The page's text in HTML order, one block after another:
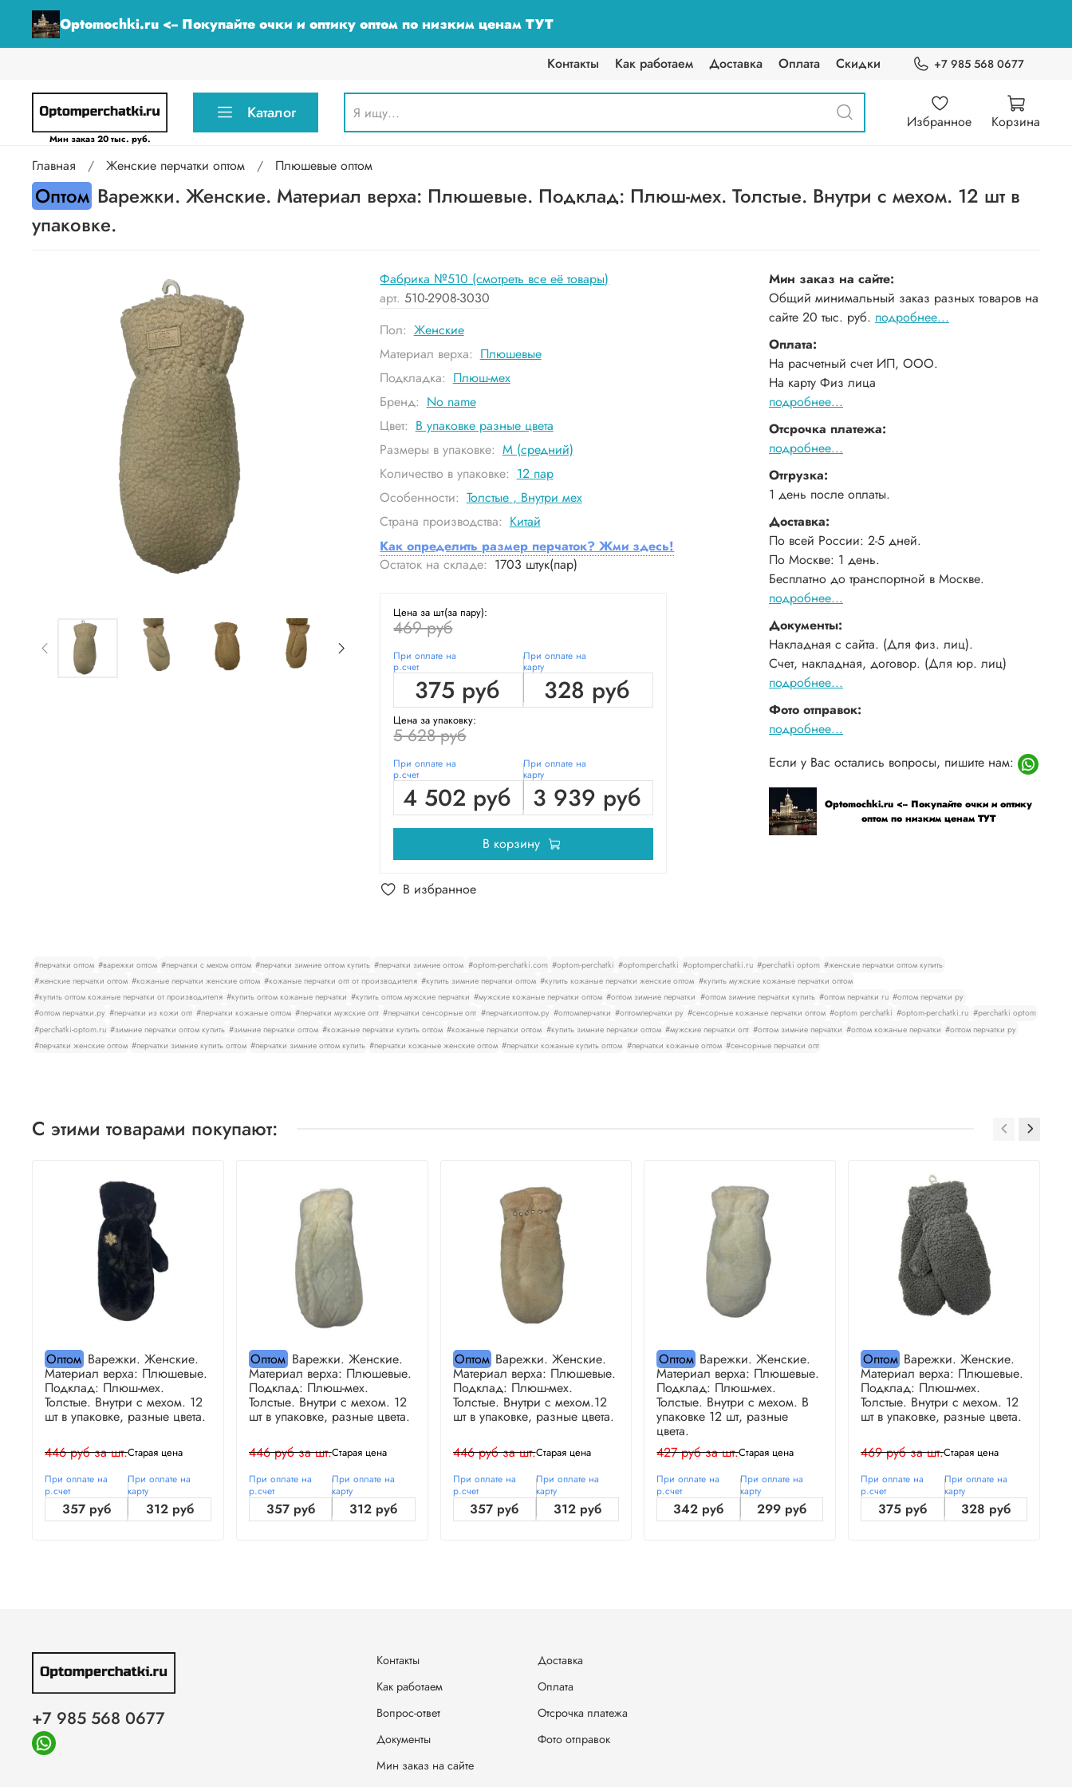
Optomochki.ru <-- Покупайте очки и оптику оптом по низким ценам ТУТ
Контакты Как работаем Доставка Оплата Скидки +7 985 568 0677
Мин заказ 20 тыс. руб.
Каталог Избранное Корзина
Главная Женские перчатки оптом Плюшевые оптом
Оптом Варежки. Женские. Материал верха: Плюшевые. Подклад: Плюш-мех. Толстые. Внутри с мехом. 12 шт в
упаковке.
Фабрика №510 (смотреть все её товары)
арт.510-2908-3030
Пол: Женские
Материал верха: Плюшевые
Подкладка: Плюш-мех
Бренд: No name
Цвет: В упаковке разные цвета
Размеры в упаковке: М (средний)
Количество в упаковке: 12 пар
Особенности: Толстые , Внутри мех
Страна производства: Китай
Как определить размер перчаток? Жми здесь!
Остаток на складе: 1703 штук(пар)
Цена за шт(за пару):
469 руб
При оплате на
р.счет
375 руб
При оплате на
карту
328 руб
Цена за упаковку:
5 628 руб
При оплате на
р.счет
4 502 руб
При оплате на
карту
3 939 руб
В корзину
В избранное
Мин заказ на сайте:
Общий минимальный заказ разных товаров на
сайте 20 тыс. руб. подробнее...
Оплата:
На расчетный счет ИП, ООО.
На карту Физ лица
подробнее...
Отсрочка платежа:
подробнее...
Отгрузка:
1 день после оплаты.
Доставка:
По всей России: 2-5 дней.
По Москве: 1 день.
Бесплатно до транспортной в Москве.
подробнее...
Документы:
Накладная с сайта. (Для физ. лиц).
Счет, накладная, договор. (Для юр. лиц)
подробнее...
Фото отправок:
подробнее...
Если у Вас остались вопросы, пишите нам:
Optomochki.ru <-- Покупайте очки и оптику
оптом по низким ценам ТУТ
#перчатки оптом #варежки оптом #перчатки с мехом оптом #перчатки зимние оптом купить #перчатки зимние оптом #optom-perchatki.com #optom-perchatki #optomperchatki #optomperchatki.ru #perchatki optom #женские перчатки оптом купить
#женские перчатки оптом #кожаные перчатки женские оптом #кожаные перчатки опт от производителя #купить зимние перчатки оптом #купить кожаные перчатки женские оптом #купить мужские кожаные перчатки оптом
#купить оптом кожаные перчатки от производителя #купить оптом кожаные перчатки #купить оптом мужские перчатки #мужские кожаные перчатки оптом #оптом зимние перчатки #оптом зимние перчатки купить #оптом перчатки ru #оптом перчатки ру
#оптом перчатки.ру #перчатки из кожи опт #перчатки кожаные оптом #перчатки мужские опт #перчатки сенсорные опт #перчаткиоптом.ру #оптомперчатки #оптомперчатки ру #сенсорные кожаные перчатки оптом #optom perchatki #optom-perchatki.ru #perchatki optom
#perchatki-optom.ru #зимние перчатки оптом купить #зимние перчатки оптом #кожаные перчатки купить оптом #кожаные перчатки оптом #купить зимние перчатки оптом #мужские перчатки опт #оптом зимние перчатки #оптом кожаные перчатки #оптом перчатки ру
#перчатки женские оптом #перчатки зимние купить оптом #перчатки зимние оптом купить #перчатки кожаные женские оптом #перчатки кожаные купить оптом #перчатки кожаные оптом #сенсорные перчатки опт
С этими товарами покупают:
ОптомВарежки. Женские.
Материал верха: Плюшевые.
Подклад: Плюш-мех.
Толстые. Внутри с мехом. 12
шт в упаковке, разные цвета.
446 руб за шт.Старая цена
При оплате на
р.счет
357 руб
При оплате на
карту
312 руб
ОптомВарежки. Женские.
Материал верха: Плюшевые.
Подклад: Плюш-мех.
Толстые. Внутри с мехом. 12
шт в упаковке, разные цвета.
446 руб за шт.Старая цена
При оплате на
р.счет
357 руб
При оплате на
карту
312 руб
Оптом Варежки. Женские.
Материал верха: Плюшевые.
Подклад: Плюш-мех.
Толстые. Внутри с мехом.12
шт в упаковке, разные цвета.
446 руб за шт.Старая цена
При оплате на
р.счет
357 руб
При оплате на
карту
312 руб
Оптом Варежки. Женские.
Материал верха: Плюшевые.
Подклад: Плюш-мех.
Толстые. Внутри с мехом. В
упаковке 12 шт, разные
цвета.
427 руб за шт.Старая цена
При оплате на
р.счет
342 руб
При оплате на
карту
299 руб
ОптомВарежки. Женские.
Материал верха: Плюшевые.
Подклад: Плюш-мех.
Толстые. Внутри с мехом. 12
шт в упаковке, разные цвета.
469 руб за шт.Старая цена
При оплате на
р.счет
375 руб
При оплате на
карту
328 руб
Контакты
Как работаем
Вопрос-ответ
Документы
Мин заказ на сайте
Доставка
Оплата
Отсрочка платежа
Фото отправок
+7 985 568 0677